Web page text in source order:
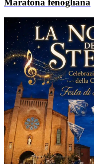
Maratona fenogliana